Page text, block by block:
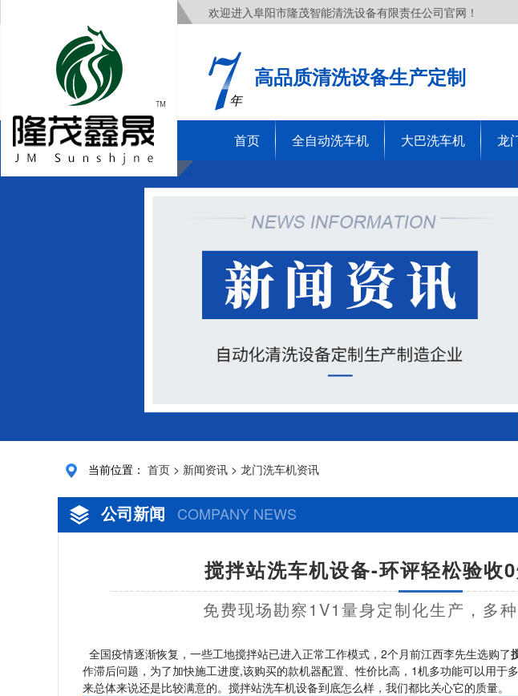
欢迎进入阜阳市隆茂智能清洗设备有限责任公司官网！
年
高品质清洗设备生产定制
首页 全自动洗车机 大巴洗车机 龙
当前位置： 首页 > 新闻资讯 > 龙门洗车机资讯
公司新闻 COMPANY NEWS
搅拌站洗车机设备-环评轻松验收
免费现场勘察1V1量身定制化生产，多
全国疫情逐渐恢复，一些工地搅拌站已进入正常工作模式，2个月前江西李先生选购了
作滞后问题，为了加快施工进度,该购买的款机器配置、性价比高，1机多功能可以用于
来总体来说还是比较满意的。搅拌站洗车机设备到底怎么样，我们都比关心它的质量。